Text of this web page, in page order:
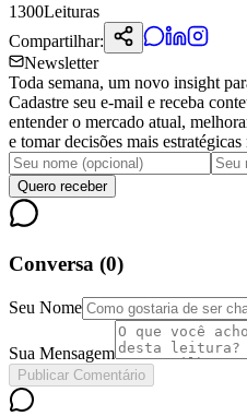
1300Leituras
Compartilhar:
Newsletter
Toda semana, um novo insight
Cadastre seu e-mail e receba
entender o mercado atual,
e tomar decisões mais estratégicas
Quero receber
Conversa (0)
Seu Nome
Sua Mensagem
Publicar Comentário